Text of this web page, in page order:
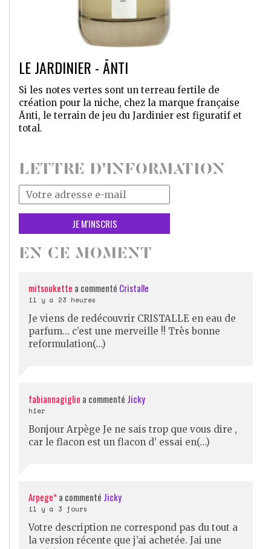
LE JARDINIER - ĀNTI
Si les notes vertes sont un terreau fertile de
création pour la niche, chez la marque française
Ānti, le terrain de jeu du Jardinier est figuratif et
total.
LETTRE D'INFORMATION
Votre
adresse
mail
*
EN CE MOMENT
mitsoukette a commenté Cristalle
il y a 23 heures
Je viens de redécouvrir CRISTALLE en eau de
parfum… c’est une merveille !! Très bonne
reformulation(…)
fabiannagiglio a commenté Jicky
hier
Bonjour Arpège Je ne sais trop que vous dire ,
car le flacon est un flacon d’ essai en(…)
Arpege*a commenté Jicky
il y a 3 jours
Votre description ne correspond pas du tout a
la version récente que j’ai achetée. Jai une